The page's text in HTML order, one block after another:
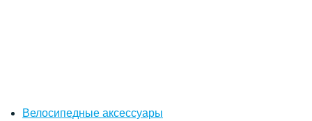
Велосипедные аксессуары